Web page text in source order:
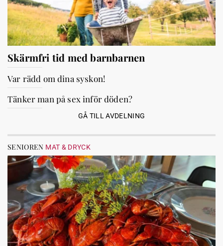
Skärmfri tid med barnbarnen
Var rädd om dina syskon!
Tänker man på sex inför döden?
GÅ TILL AVDELNING
SENIOREN MAT & DRYCK